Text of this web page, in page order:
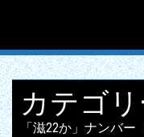
カテゴリ
「滋22か」ナンバー